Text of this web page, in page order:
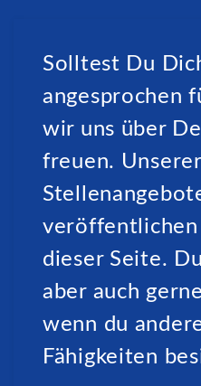
Solltest Du
angesprochen
wir uns über
freuen.
dieser Seite.
aber auch
wenn du
Fähigkeiten